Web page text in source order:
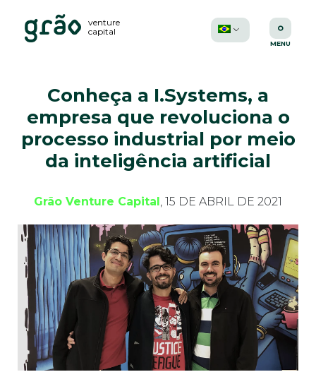
venture
capital
Conheça a I.Systems, a
empresa que revoluciona o
processo industrial por meio
da inteligência artificial
Grão Venture Capital, 15 DE ABRIL DE 2021